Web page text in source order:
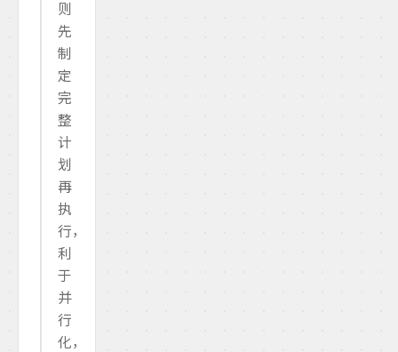
则
先
制
定
完
整
计
划
再
执
行，
利
于
并
行
化，